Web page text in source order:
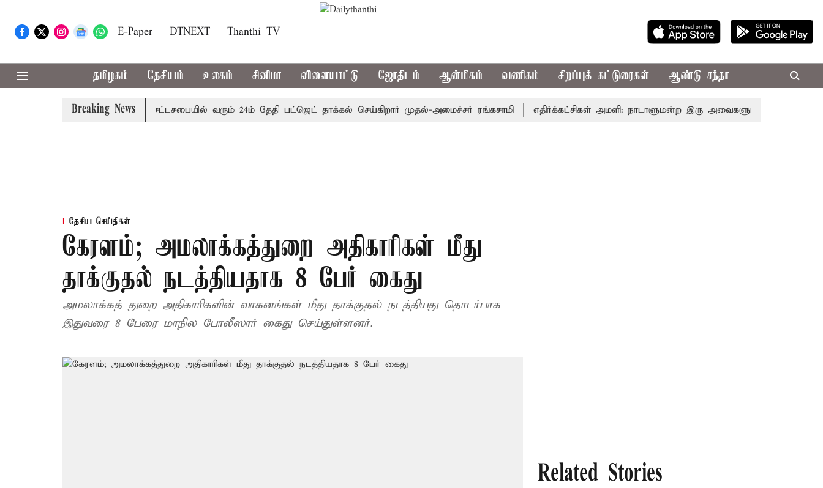
E-Paper DTNEXT Thanthi TV
தமிழகம் தேசியம் உலகம் சினிமா விளையாட்டு ஜோதிடம் ஆன்மிகம் வணிகம் சிறப்புக் கட்டுரைகள் ஆண்டு சந்தா
Breaking News
புதுச்சேரி சட்டசபையில் வரும் 24ம் தேதி பட்ஜெட் தாக்கல் செய்கிறார் முதல்-அமைச்சர் ரங்கசாமி எதிர்க்கட்சிகள் அமளி: நாடாளுமன்ற இரு அவைகளும் திங்கள்கிழமை வரை
தேசிய செய்திகள்
கேரளம்; அமலாக்கத்துறை அதிகாரிகள் மீது
தாக்குதல் நடத்தியதாக 8 பேர் கைது
அமலாக்கத் துறை அதிகாரிகளின் வாகனங்கள் மீது தாக்குதல் நடத்தியது தொடர்பாக
இதுவரை 8 பேரை மாநில போலீஸார் கைது செய்துள்ளனர்.
Related Stories